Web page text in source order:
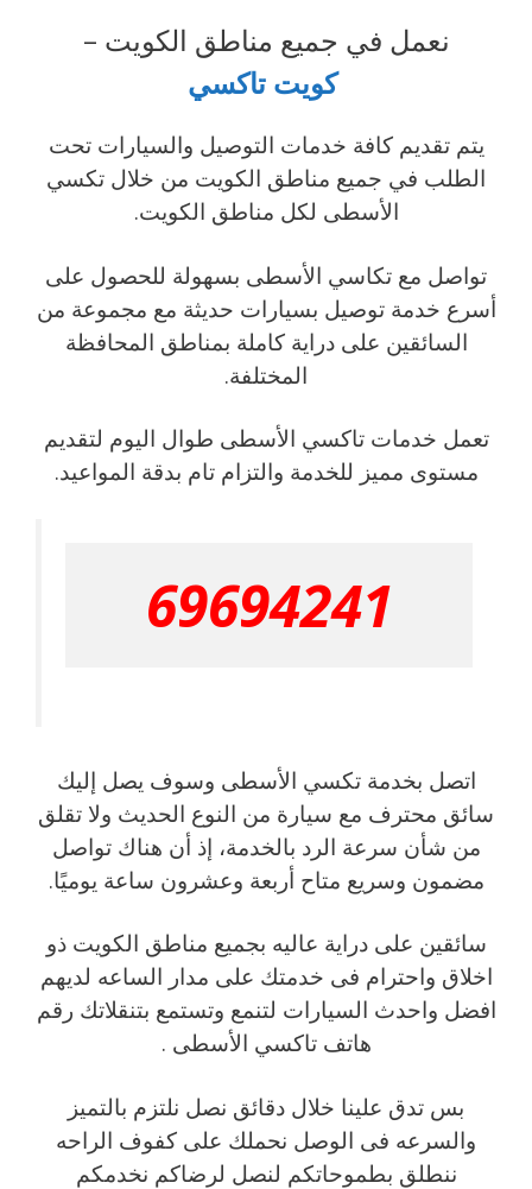
نعمل في جميع مناطق الكويت –
كويت تاكسي
يتم تقديم كافة خدمات التوصيل والسيارات تحت
الطلب في جميع مناطق الكويت من خلال تكسي
الأسطى لكل مناطق الكويت.
تواصل مع تكاسي الأسطى بسهولة للحصول على
أسرع خدمة توصيل بسيارات حديثة مع مجموعة من
السائقين على دراية كاملة بمناطق المحافظة
المختلفة.
تعمل خدمات تاكسي الأسطى طوال اليوم لتقديم
مستوى مميز للخدمة والتزام تام بدقة المواعيد.
69694241
اتصل بخدمة تكسي الأسطى وسوف يصل إليك
سائق محترف مع سيارة من النوع الحديث ولا تقلق
من شأن سرعة الرد بالخدمة، إذ أن هناك تواصل
مضمون وسريع متاح أربعة وعشرون ساعة يوميًا.
سائقين على دراية عاليه بجميع مناطق الكويت ذو
اخلاق واحترام فى خدمتك على مدار الساعه لديهم
افضل واحدث السيارات لتنمع وتستمع بتنقلاتك رقم
هاتف تاكسي الأسطى .
بس تدق علينا خلال دقائق نصل نلتزم بالتميز
والسرعه فى الوصل نحملك على كفوف الراحه
ننطلق بطموحاتكم لنصل لرضاكم نخدمكم